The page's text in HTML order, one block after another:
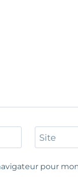
Site
pour